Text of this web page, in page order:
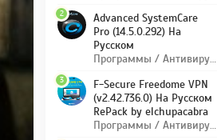
Advanced SystemCare
Pro (14.5.0.292) На
Русском
Программы / Антивирусы
2
F-Secure Freedome VPN
(v2.42.736.0) На Русском
RePack by elchupacabra
Программы / Антивирусы
3